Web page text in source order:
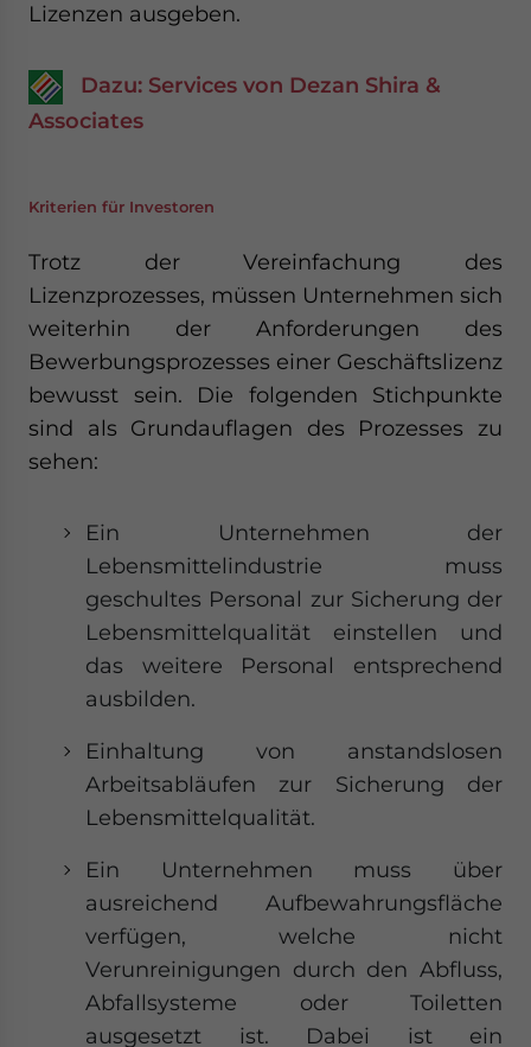
Lizenzen ausgeben.
Dazu: Services von Dezan Shira &
Associates
Kriterien für Investoren
Trotz der Vereinfachung des
Lizenzprozesses, müssen Unternehmen sich
weiterhin der Anforderungen des
Bewerbungsprozesses einer Geschäftslizenz
bewusst sein. Die folgenden Stichpunkte
sind als Grundauflagen des Prozesses zu
sehen:
Ein Unternehmen der
Lebensmittelindustrie muss
geschultes Personal zur Sicherung der
Lebensmittelqualität einstellen und
das weitere Personal entsprechend
ausbilden.
Einhaltung von anstandslosen
Arbeitsabläufen zur Sicherung der
Lebensmittelqualität.
Ein Unternehmen muss über
ausreichend Aufbewahrungsfläche
verfügen, welche nicht
Verunreinigungen durch den Abfluss,
Abfallsysteme oder Toiletten
ausgesetzt ist. Dabei ist ein